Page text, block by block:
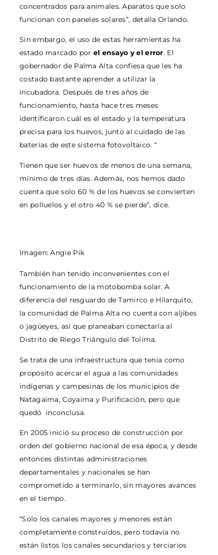
concentrados para animales. Aparatos que solo
funcionan con paneles solares”, detalla Orlando.
Sin embargo, el uso de estas herramientas ha
estado marcado por el ensayo y el error. El
gobernador de Palma Alta confiesa que les ha
costado bastante aprender a utilizar la
incubadora. Después de tres años de
funcionamiento, hasta hace tres meses
identificaron cuál es el estado y la temperatura
precisa para los huevos, junto al cuidado de las
baterías de este sistema fotovoltaico. “
Tienen que ser huevos de menos de una semana,
mínimo de tres días. Además, nos hemos dado
cuenta que solo 60 % de los huevos se convierten
en polluelos y el otro 40 % se pierde”, dice.
Imagen: Angie Pik
También han tenido inconvenientes con el
funcionamiento de la motobomba solar. A
diferencia del resguardo de Tamirco e Hilarquito,
la comunidad de Palma Alta no cuenta con aljibes
o jagüeyes, así que planeaban conectarla al
Distrito de Riego Triángulo del Tolima.
Se trata de una infraestructura que tenía como
propósito acercar el agua a las comunidades
indígenas y campesinas de los municipios de
Natagaima, Coyaima y Purificación, pero que
quedó inconclusa.
En 2005 inició su proceso de construcción por
orden del gobierno nacional de esa época, y desde
entonces distintas administraciones
departamentales y nacionales se han
comprometido a terminarlo, sin mayores avances
en el tiempo.
“Solo los canales mayores y menores están
completamente construidos, pero todavía no
están listos los canales secundarios y terciarios